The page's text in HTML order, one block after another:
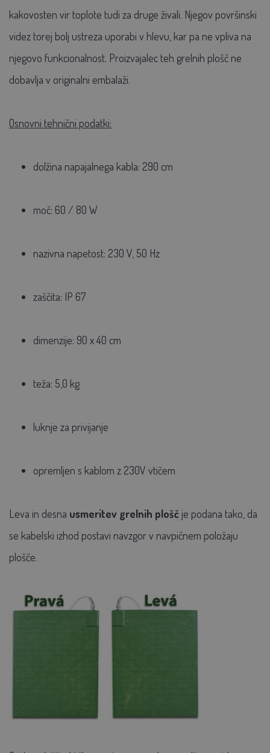
kakovosten vir toplote tudi za druge živali. Njegov površinski
videz torej bolj ustreza uporabi v hlevu, kar pa ne vpliva na
njegovo funkcionalnost. Proizvajalec teh grelnih plošč ne
dobavlja v originalni embalaži.
Osnovni tehnični podatki:
dolžina napajalnega kabla: 290 cm
moč: 60 / 80 W
nazivna napetost: 230 V, 50 Hz
zaščita: IP 67
dimenzije: 90 x 40 cm
teža: 5,0 kg
luknje za privijanje
opremljen s kablom z 230V vtičem
Leva in desna usmeritev grelnih plošč je podana tako, da
se kabelski izhod postavi navzgor v navpičnem položaju
plošče.